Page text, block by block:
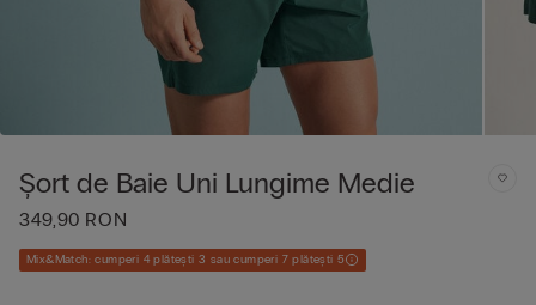
Șort de Baie Uni Lungime Medie
349,90 RON
Mix&Match: cumperi 4 plătești 3 sau cumperi 7 plătești 5